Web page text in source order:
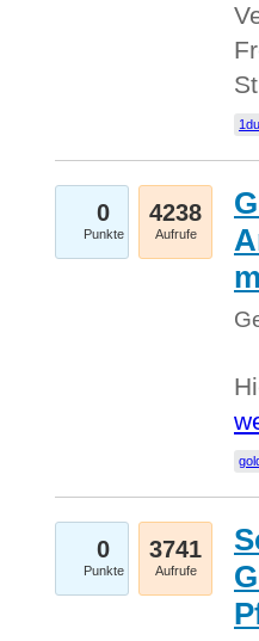
0
Punkte
4238
Aufrufe
0
Punkte
3741
Aufrufe